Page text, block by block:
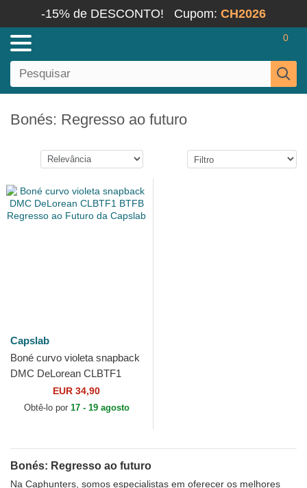
-15% de DESCONTO! Cupom: CH2026
0
Bonés: Regresso ao futuro
Capslab
Boné curvo violeta snapback
DMC DeLorean CLBTF1
BTFB Regresso ao Futuro da
Capslab
EUR 34,90
Obtê-lo por 17 - 19 agosto
Bonés: Regresso ao futuro
Na Caphunters, somos especialistas em oferecer os melhores